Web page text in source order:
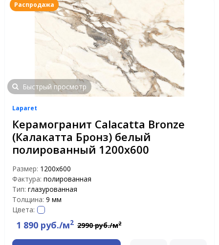
Распродажа
Быстрый просмотр
Laparet
Керамогранит Calacatta Bronze
(Калакатта Бронз) белый
полированный 1200х600
Размер: 1200x600
Фактура: полированная
Тип: глазурованная
Толщина: 9 мм
Цвета:
1 890 руб./м2 2990 руб./м2